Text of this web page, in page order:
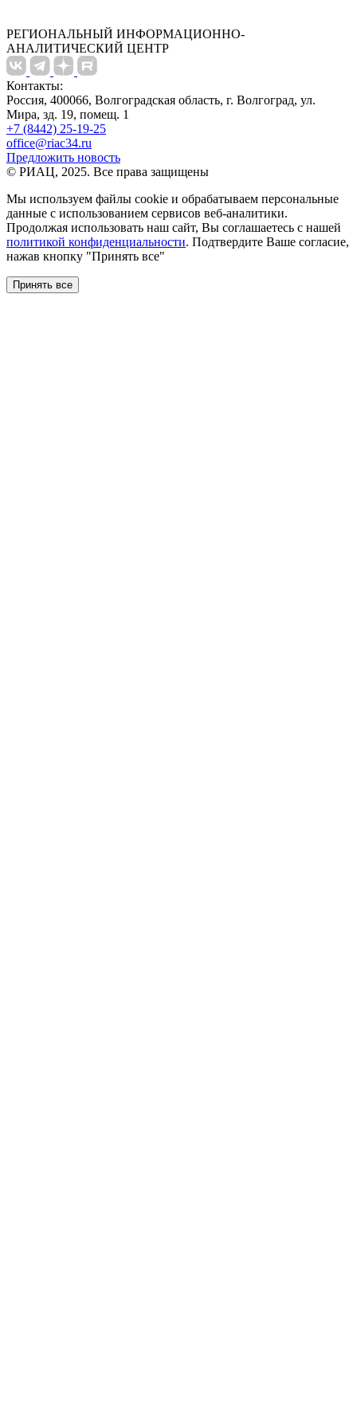
РЕГИОНАЛЬНЫЙ ИНФОРМАЦИОННО-
АНАЛИТИЧЕСКИЙ ЦЕНТР
Контакты:
Россия, 400066, Волгоградская область, г. Волгоград, ул.
Мира, зд. 19, помещ. 1
+7 (8442) 25-19-25
office@riac34.ru
Предложить новость
© РИАЦ, 2025. Все права защищены
Мы используем файлы сookie и обрабатываем персональные
данные с использованием сервисов веб-аналитики.
Продолжая использовать наш сайт, Вы соглашаетесь с нашей
политикой конфиденциальности. Подтвердите Ваше согласие,
нажав кнопку "Принять все"
Принять все